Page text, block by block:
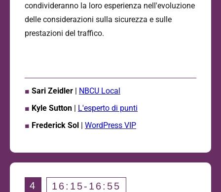
condivideranno la loro esperienza nell'evoluzione
delle considerazioni sulla sicurezza e sulle
prestazioni del traffico.
■ Sari Zeidler | NBCU Local
■ Kyle Sutton | L'esperto di punti
■ Frederick Sol | WordPress VIP
4 16:15-16:55